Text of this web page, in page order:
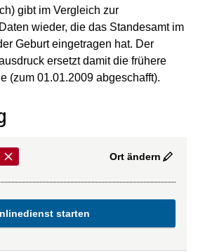
gibt im Vergleich zur
wieder, die das Standesamt im
Geburt eingetragen hat. Der
ersetzt damit die frühere
(zum 01.01.2009 abgeschafft).
Ort ändern
starten